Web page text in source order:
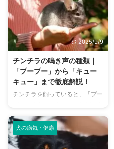
さんは少なくありません。 特
に、来客時などは「うちのにお
い、大丈夫かな？」と不安に感じ
てしまうこともあるでしょう。
この記事では、猫のにおいの原因
を根本から突き止め、トイレ、
体、部屋など、場所別に具体的な
消臭対策を徹底的に解説します。
さらに、猫と飼い主さん両方にと
って快適な消臭グッズの選び方ま
の情報を網羅的にご紹介します。
今 ...
2025/9/9
チンチラの鳴き声の種類｜
「プープー」から「キュー
キュー」まで徹底解説！
チンチラを飼っていると、「プー
まざまな鳴き声が聞こえてくるこ
とがありますよね。 チンチラは
犬や猫のように鳴き声で感情を表
現するため、その鳴き声の意味を
犬の病気・健康